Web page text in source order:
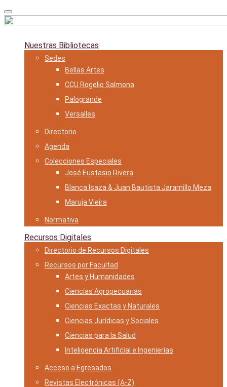
Skip
to
content
Nuestras Bibliotecas
Sedes
Bellas Artes
CCU Rogelio Salmona
Palogrande
Versalles
Directorio
Agenda
Colecciones Especiales
José Eustasio Rivera
Blanca Isaza & Juan Bautista Jaramillo Meza
Maruja Vieira
Normativa
Recursos Digitales
Directorio de Recursos Digitales
Recursos por Facultad
Artes y Humanidades
Ciencias Agropecuarias
Ciencias Exactas y Naturales
Ciencias Jurídicas y Sociales
Ciencias para la Salud
Inteligencia Artificial e Ingenierías
Acceso a Egresados
Revistas Electrónicas (A-Z)